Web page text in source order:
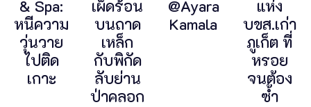
& Spa:
หนีความ
วุ่นวาย
ไปติด
เกาะ
เผ็ดร้อน
บนถาด
เหล็ก
กับพิกัด
ลับย่าน
ป่าคลอก
@Ayara
Kamala
แห่ง
บขส.เก่า
ภูเก็ต ที่
หรอย
จนต้อง
ซ้ำ